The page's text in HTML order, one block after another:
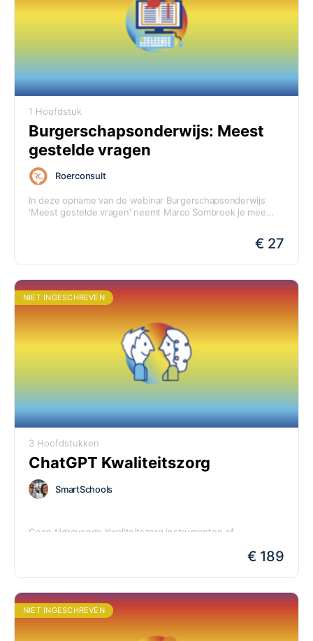
1 Hoofdstuk
Burgerschapsonderwijs: Meest
gestelde vragen
Roerconsult
In deze opname van de webinar Burgerschapsonderwijs
'Meest gestelde vragen' neemt Marco Sombroek je mee
€ 27
NIET INGESCHREVEN
3 Hoofdstukken
ChatGPT Kwaliteitszorg
SmartSchools
Geen tijdrovende Kwaliteitszorg instrumenten of
ook kiest, we hebben dé veilige AI oplossing voor jouw€ 189
NIET INGESCHREVEN